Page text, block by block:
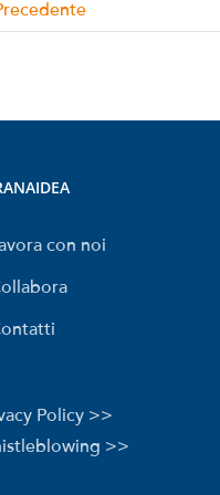
con noi
Policy >>
>>